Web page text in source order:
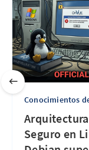
Conocimientos
Seguro en